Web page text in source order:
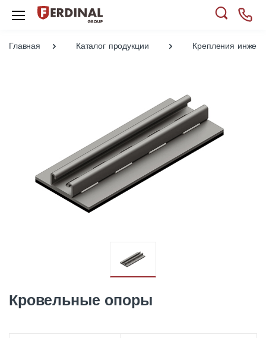
Главная Каталог продукции Крепления
Кровельные опоры